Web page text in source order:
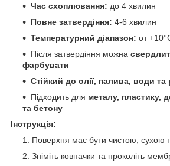
Час схоплювання: до 4 хвилин
Повне затвердіння: 4-6 хвилин
Температурний діапазон: от
Після затвердіння можна
фарбувати
Стійкий до олії, палива, води та
Підходить для металу, пластику,
та бетону
Інструкція:
Поверхня має бути чистою, сухою
Зніміть ковпачки та проколіть